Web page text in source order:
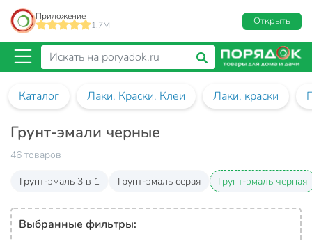
Приложение
1.7M
Открыть
Каталог Лаки. Краски. Клеи Лаки, краски
Грунт-эмали черные
46 товаров
Грунт-эмаль 3 в 1
Грунт-эмаль серая Грунт-эмаль черная
Выбранные фильтры: